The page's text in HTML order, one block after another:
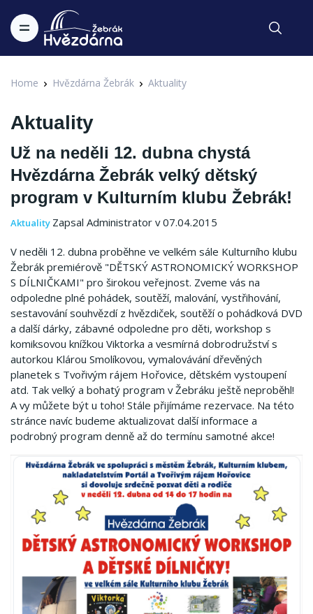
Home Hvězdárna Žebrák Aktuality
Aktuality
Už na neděli 12. dubna chystá
Hvězdárna Žebrák velký dětský
program v Kulturním klubu Žebrák!
Aktuality Zapsal Administrator v 07.04.2015
V neděli 12. dubna proběhne ve velkém sále Kulturního klubu
Žebrák premiérově "DĚTSKÝ ASTRONOMICKÝ WORKSHOP
S DÍLNIČKAMI" pro širokou veřejnost. Zveme vás na
odpoledne plné pohádek, soutěží, malování, vystřihování,
sestavování souhvězdí z hvězdiček, soutěží o pohádková DVD
a další dárky, zábavné odpoledne pro děti, workshop s
komiksovou knížkou Viktorka a vesmírná dobrodružství s
autorkou Klárou Smolíkovou, vymalovávání dřevěných
planetek s Tvořivým rájem Hořovice, dětském vystoupení
atd. Tak velký a bohatý program v Žebráku ještě neproběhl!
A vy můžete být u toho! Stále přijímáme rezervace. Na této
stránce navíc budeme aktualizovat další informace a
podrobný program denně až do termínu samotné akce!